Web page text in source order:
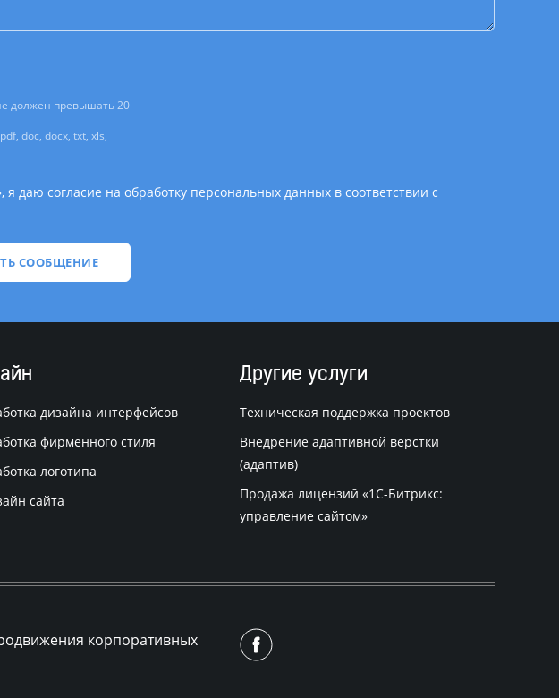
должен превышать 20
doc, docx, txt, xls,
даю согласие на обработку персональных данных в соответствии с
дизайна интерфейсов
фирменного стиля
логотипа
сайта
Другие услуги
Техническая поддержка проектов
Внедрение адаптивной верстки
(адаптив)
Продажа лицензий «1С-Битрикс:
управление сайтом»
корпоративных